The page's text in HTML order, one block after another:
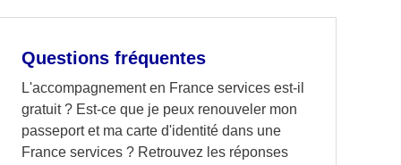
Questions fréquentes
L'accompagnement en France services est-il
gratuit ? Est-ce que je peux renouveler mon
passeport et ma carte d'identité dans une
France services ? Retrouvez les réponses